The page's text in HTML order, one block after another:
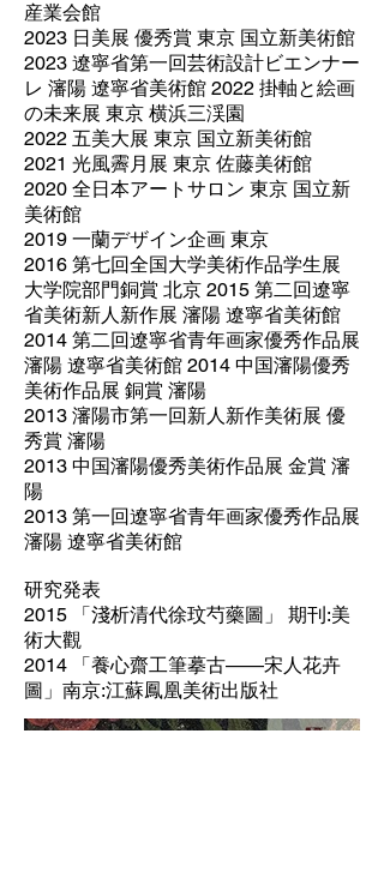
産業会館
2023 日美展 優秀賞 東京 国立新美術館
2023 遼寧省第一回芸術設計ビエンナー
レ 瀋陽 遼寧省美術館 2022 掛軸と絵画
の未来展 東京 横浜三渓園
2022 五美大展 東京 国立新美術館
2021 光風霽月展 東京 佐藤美術館
2020 全日本アートサロン 東京 国立新
美術館
2019 一蘭デザイン企画 東京
2016 第七回全国大学美術作品学生展
大学院部門銅賞 北京 2015 第二回遼寧
省美術新人新作展 瀋陽 遼寧省美術館
2014 第二回遼寧省⻘年画家優秀作品展
瀋陽 遼寧省美術館 2014 中国瀋陽優秀
美術作品展 銅賞 瀋陽
2013 瀋陽市第一回新人新作美術展 優
秀賞 瀋陽
2013 中国瀋陽優秀美術作品展 金賞 瀋
陽
2013 第一回遼寧省⻘年画家優秀作品展
瀋陽 遼寧省美術館
研究発表
2015 「淺析清代徐玟芍藥圖」 期刊:美
術大觀
2014 「養心齋工筆摹古——宋人花卉
圖」南京:江蘇鳳凰美術出版社